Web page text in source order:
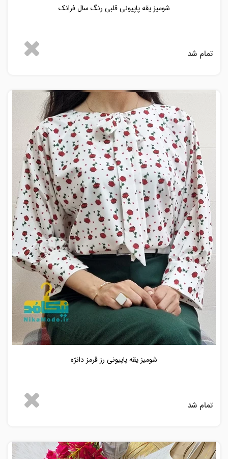
شومیز یقه پاپیونی قلبی رنگ سال فرانک
تمام شد
شومیز یقه پاپیونی رز قرمز دانژه
تمام شد